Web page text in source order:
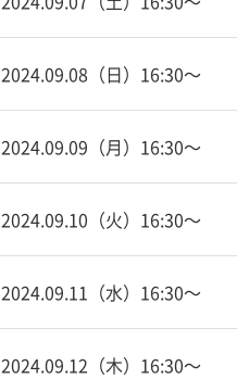
2024.09.08（日）16:30〜
2024.09.09（月）16:30〜
2024.09.10（火）16:30〜
2024.09.11（水）16:30〜
2024.09.12（木）16:30〜